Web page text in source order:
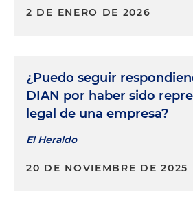
2 DE ENERO DE 2026
¿Puedo seguir
DIAN por haber sido
legal de una empresa?
El Heraldo
20 DE NOVIEMBRE DE 2025